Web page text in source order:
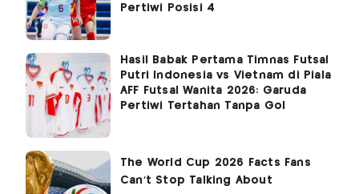
Pertiwi Posisi 4
Hasil Babak Pertama Timnas Futsal
Putri Indonesia vs Vietnam di Piala
AFF Futsal Wanita 2026: Garuda
Pertiwi Tertahan Tanpa Gol